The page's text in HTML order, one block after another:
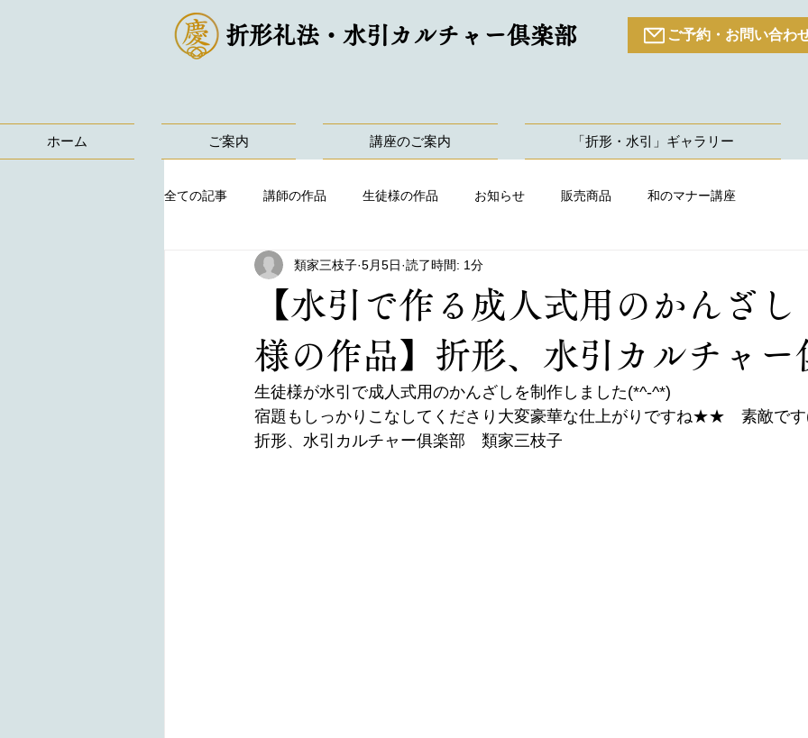
折形礼法・水引カルチャー倶楽部 ご予約・お問い合わ
ホーム ご案内 講座のご案内 「折形・水引」ギャラリー
全ての記事 講師の作品 生徒様の作品 お知らせ 販売商品 和のマナー講座
【水引で作る成人式用のかんざ
様の作品】折形、水引カルチャー
類家三枝子 5月5日 読了時間: 1分
生徒様が水引で成人式用のかんざしを制作しました(*^-^*)
宿題もしっかりこなしてくださり大変豪華な仕上がりですね★★　素敵です
折形、水引カルチャー俱楽部　類家三枝子